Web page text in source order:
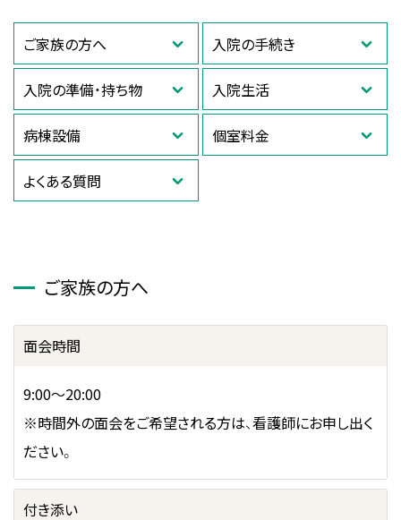
ご家族の方へ 入院の手続き
入院の準備・持ち物 入院生活
病棟設備 個室料金
よくある質問
ご家族の方へ
面会時間
9:00～20:00
※時間外の面会をご希望される方は、看護師にお申し出く
ださい。
付き添い